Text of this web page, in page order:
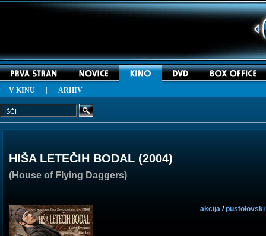
V KINU ARHIV
HIŠA LETEČIH BODAL (2004)
(House of Flying Daggers)
akcija /pustolovski